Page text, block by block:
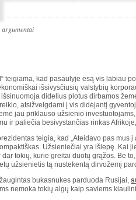
argumentai
teigiama, kad pasaulyje esą vis labiau
išsivysčiusių valstybių
didelius plotus dirbamos
atsižvelgdami į vis didėjantį
jau priklauso užsienio
ir paliečia besivystančias rinkas
teigia, kad „Ateidavo pas
Užsieniečiai yra išlepę. Kai
tokių, kurie greitai duotų grąžos. Be
užsienietis tą nustekentą dirvožemį
bukasnukes parduoda Rusijai,
nemoka tokių algų kaip saviems